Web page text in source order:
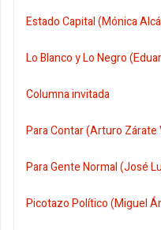
Estado Capital (Mónica
Lo Blanco y Lo Negro
Columna invitada
Para Contar (Arturo Zárate
Para Gente Normal (José
Picotazo Político (Miguel